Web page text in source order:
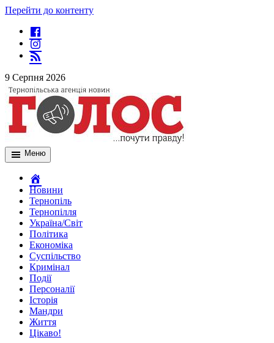
Перейти до контенту
9 Серпня 2026
Меню
Новини
Тернопіль
Тернопілля
Україна/Світ
Політика
Економіка
Суспільство
Кримінал
Події
Персоналії
Історія
Мандри
Життя
Цікаво!